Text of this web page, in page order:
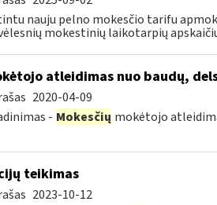
nauju pelno mokesčio tarifu
mokestinių laikotarpių
atleidimas nuo baudų,
2020-04-09
- Mokesčių mokėtojo
teikimas
2023-10-12